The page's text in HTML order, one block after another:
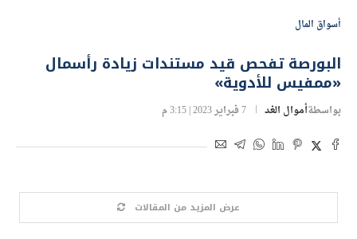
أسواق المال
البورصة تفحص قيد مستندات زيادة رأسمال
«ممفيس للأدوية»
بواسطةأموال الغد 7 فبراير 2023 | 3:15 م
عرض المزيد من المقالات